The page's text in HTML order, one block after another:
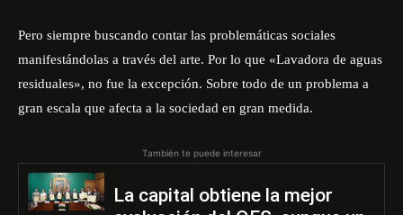
Pero siempre buscando contar las problemáticas sociales
manifestándolas a través del arte. Por lo que «Lavadora de aguas
residuales», no fue la excepción. Sobre todo de un problema a
gran escala que afecta a la sociedad en gran medida.
También te puede interesar
La capital obtiene la mejor